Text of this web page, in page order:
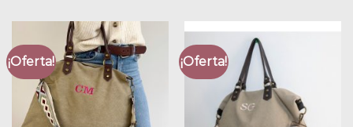
¡Oferta! ¡Oferta!